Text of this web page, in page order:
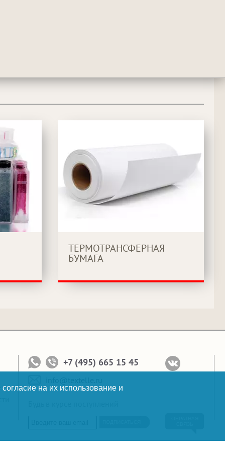
ТЕРМОТРАНСФЕРНАЯ
БУМАГА
+7 (495) 665 15 45
на их использование и